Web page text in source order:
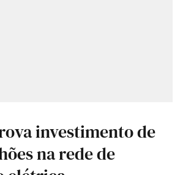
investimento de
na rede de